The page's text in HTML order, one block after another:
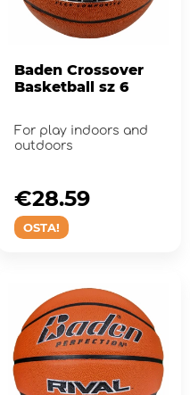
Baden Crossover
Basketball sz 6
For play indoors and
outdoors
OSTA!
€28.59